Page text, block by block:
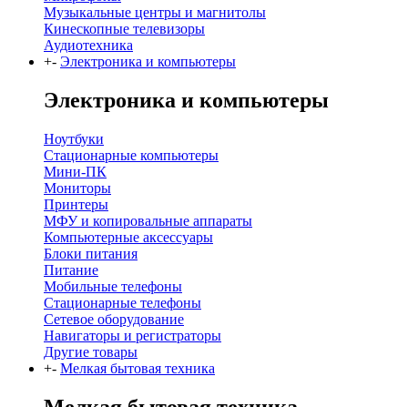
Музыкальные центры и магнитолы
Кинескопные телевизоры
Аудиотехника
+- Электроника и компьютеры
Электроника и компьютеры
Ноутбуки
Стационарные компьютеры
Мини-ПК
Мониторы
Принтеры
МФУ и копировальные аппараты
Компьютерные аксессуары
Блоки питания
Питание
Мобильные телефоны
Стационарные телефоны
Сетевое оборудование
Навигаторы и регистраторы
Другие товары
+- Мелкая бытовая техника